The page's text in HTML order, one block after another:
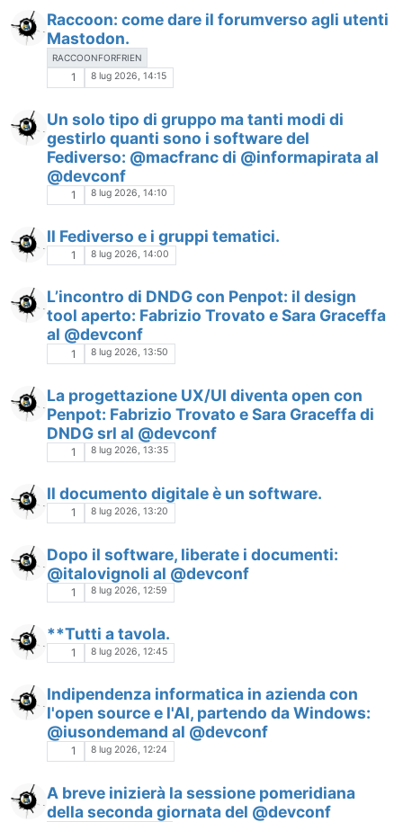
Raccoon: come dare il forumverso agli utenti
Mastodon.
RACCOONFORFRIEN
1 8 lug 2026, 14:15
Un solo tipo di gruppo ma tanti modi di
gestirlo quanti sono i software del
Fediverso: @macfranc di @informapirata al
@devconf
1 8 lug 2026, 14:10
Il Fediverso e i gruppi tematici.
1 8 lug 2026, 14:00
L’incontro di DNDG con Penpot: il design
tool aperto: Fabrizio Trovato e Sara Graceffa
al @devconf
1 8 lug 2026, 13:50
La progettazione UX/UI diventa open con
Penpot: Fabrizio Trovato e Sara Graceffa di
DNDG srl al @devconf
1 8 lug 2026, 13:35
Il documento digitale è un software.
1 8 lug 2026, 13:20
Dopo il software, liberate i documenti:
@italovignoli al @devconf
1 8 lug 2026, 12:59
**Tutti a tavola.
1 8 lug 2026, 12:45
Indipendenza informatica in azienda con
l'open source e l'AI, partendo da Windows:
@iusondemand al @devconf
1 8 lug 2026, 12:24
A breve inizierà la sessione pomeridiana
della seconda giornata del @devconf